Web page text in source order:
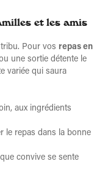
et les amis
Pour vos repas en
une sortie détente le
variée qui saura
aux ingrédients
le repas dans la bonne
convive se sente